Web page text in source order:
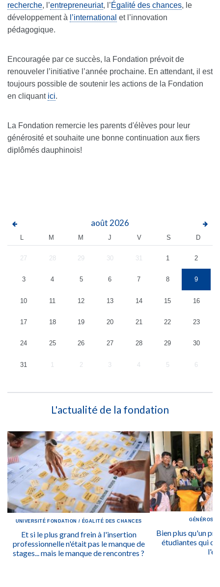
recherche, l’entrepreneuriat, l’Égalité des chances, le
développement à l’international et l’innovation
pédagogique.
Encouragée par ce succès, la Fondation prévoit de
renouveler l’initiative l’année prochaine. En attendant, il est
toujours possible de soutenir les actions de la Fondation
en cliquant ici.
La Fondation remercie les parents d'élèves pour leur
générosité et souhaite une bonne continuation aux fiers
diplômés dauphinois!
août 2026
L M M J V S D
27 28 29 30 31 1 2
3 4 5 6 7 8 9
10 11 12 13 14 15 16
17 18 19 20 21 22 23
24 25 26 27 28 29 30
31 1 2 3 4 5 6
L'actualité de la fondation
UNIVERSITÉ FONDATION / ÉGALITÉ DES CHANCES
Et si le plus grand frein à l'insertion
professionnelle n'était pas le manque de
stages... mais le manque de rencontres ?
Bien plus qu'un
étudiantes qui